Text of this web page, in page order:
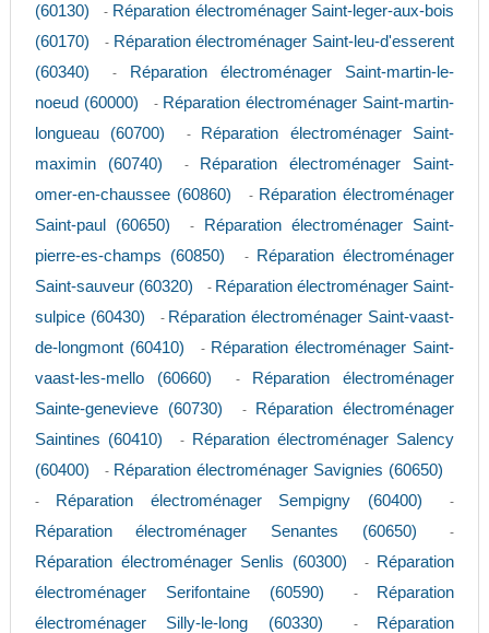
(60130)
- Réparation électroménager Saint-leger-aux-bois
(60170)
- Réparation électroménager Saint-leu-d'esserent
(60340)
-
Réparation électroménager Saint-martin-le-
noeud (60000)
- Réparation électroménager Saint-martin-
longueau (60700)
-
Réparation électroménager Saint-
maximin (60740)
-
Réparation électroménager Saint-
omer-en-chaussee (60860)
- Réparation électroménager
Saint-paul (60650)
-
Réparation électroménager Saint-
pierre-es-champs (60850)
-
Réparation électroménager
Saint-sauveur (60320)
- Réparation électroménager Saint-
sulpice (60430)
- Réparation électroménager Saint-vaast-
de-longmont (60410)
- Réparation électroménager Saint-
vaast-les-mello (60660)
-
Réparation électroménager
Sainte-genevieve (60730)
-
Réparation électroménager
Saintines (60410)
-
Réparation électroménager Salency
(60400)
- Réparation électroménager Savignies (60650)
- Réparation électroménager Sempigny (60400) -
Réparation électroménager Senantes (60650) -
Réparation électroménager Senlis (60300) -
Réparation
électroménager Serifontaine (60590)
-
Réparation
électroménager Silly-le-long (60330)
-
Réparation